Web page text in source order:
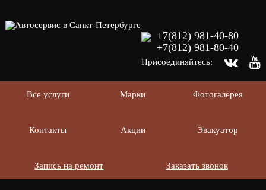
+7(812) 981-40-80
+7(812) 981-80-40
Присоединяйтесь:
Все услуги Марки Фотогалерея
Контакты Акции Эвакуатор
Заказать звонок
Запись на ремонт